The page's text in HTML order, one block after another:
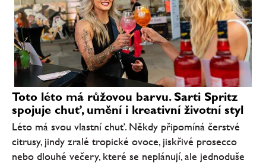
Toto léto má růžovou barvu. Sarti Spritz
spojuje chuť, umění i kreativní životní styl
Léto má svou vlastní chuť. Někdy připomíná čerstvé
citrusy, jindy zralé tropické ovoce, jiskřivé prosecco
nebo dlouhé večery, které se neplánují, ale jednoduše